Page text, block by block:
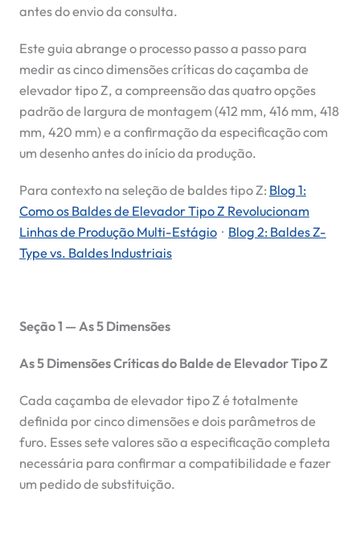
antes do envio da consulta.
Este guia abrange o processo passo a passo para
medir as cinco dimensões críticas do caçamba de
elevador tipo Z, a compreensão das quatro opções
padrão de largura de montagem (412 mm, 416 mm, 418
mm, 420 mm) e a confirmação da especificação com
um desenho antes do início da produção.
Para contexto na seleção de baldes tipo Z: Blog 1:
Como os Baldes de Elevador Tipo Z Revolucionam
Linhas de Produção Multi-Estágio· Blog 2: Baldes Z-
Type vs. Baldes Industriais
Seção 1 — As 5 Dimensões
As 5 Dimensões Críticas do Balde de Elevador Tipo Z
Cada caçamba de elevador tipo Z é totalmente
definida por cinco dimensões e dois parâmetros de
furo. Esses sete valores são a especificação completa
necessária para confirmar a compatibilidade e fazer
um pedido de substituição.